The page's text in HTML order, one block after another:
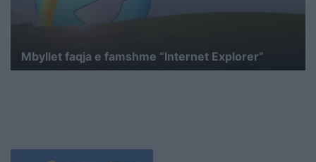
Mbyllet faqja e famshme “Internet Explorer”